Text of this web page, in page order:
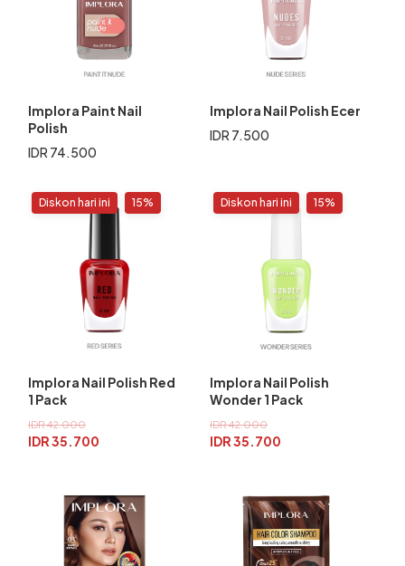
Implora Paint Nail
Polish
IDR 74.500
Implora Nail Polish Ecer
IDR 7.500
Diskon hari ini 15%
Implora Nail Polish Red
1 Pack
IDR 42.000
IDR 35.700
Diskon hari ini 15%
Implora Nail Polish
Wonder 1 Pack
IDR 42.000
IDR 35.700